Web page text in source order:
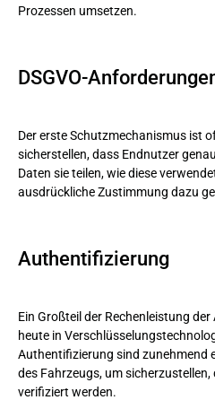
Prozessen umsetzen.
DSGVO-
Der erste Schutzmechanismus ist
sicherstellen, dass Endnutzer
Daten sie teilen, wie diese
ausdrückliche Zustimmung dazu
Authentifizierung
Ein Großteil der Rechenleistung
heute in
Authentifizierung sind zunehmend
des Fahrzeugs, um
verifiziert werden.